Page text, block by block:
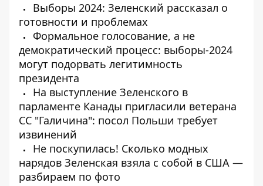
Выборы 2024: Зеленский рассказал о
готовности и проблемах
Формальное голосование, а не
демократический процесс: выборы-2024
могут подорвать легитимность
президента
На выступление Зеленского в
парламенте Канады пригласили ветерана
СС "Галичина": посол Польши требует
извинений
Не поскупилась! Сколько модных
нарядов Зеленская взяла с собой в США —
разбираем по фото